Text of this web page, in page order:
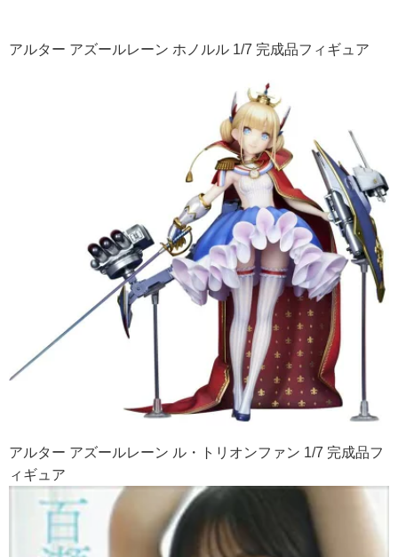
アルター アズールレーン ホノルル 1/7 完成品フィギュア
アルター アズールレーン ル・トリオンファン 1/7 完成品フ
ィギュア